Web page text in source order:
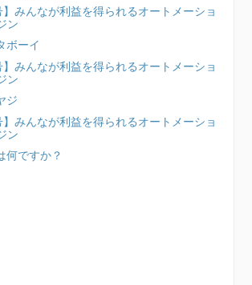
】みんなが利益を得られるオートメーショ
ン
ボーイ
】みんなが利益を得られるオートメーショ
ン
ジ
】みんなが利益を得られるオートメーショ
ン
何ですか？